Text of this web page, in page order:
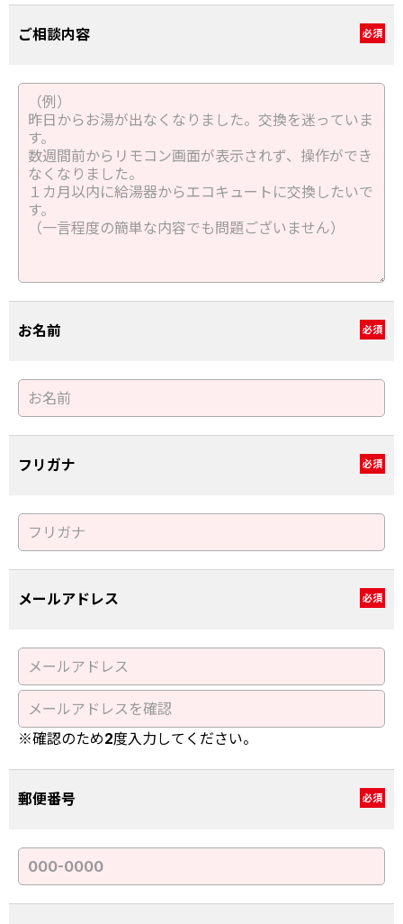
ご相談内容 必須
お名前 必須
フリガナ 必須
メールアドレス 必須
※確認のため2度入力してください。
郵便番号 必須